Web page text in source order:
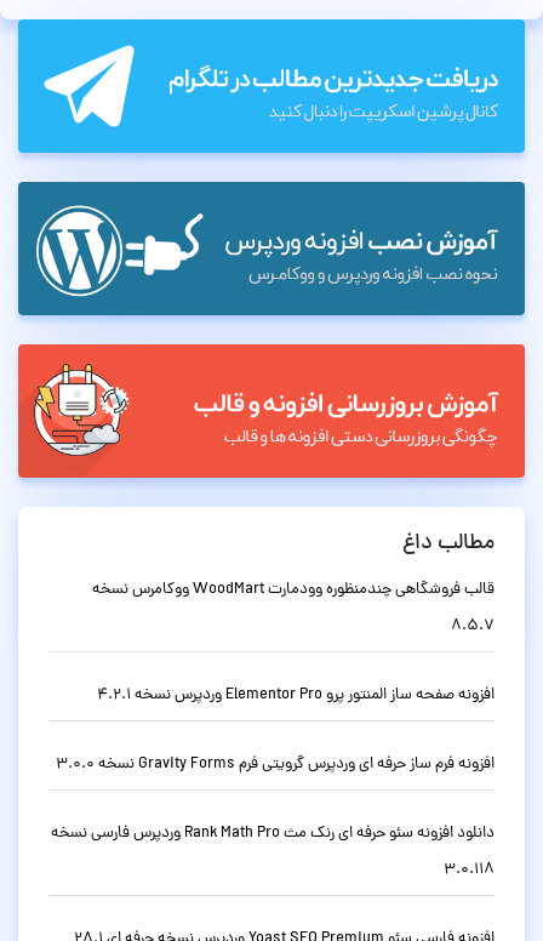
مطالب داغ
قالب فروشگاهی چندمنظوره وودمارت WoodMart ووکامرس نسخه
8.5.7
افزونه صفحه ساز المنتور پرو Elementor Pro وردپرس نسخه 4.2.1
افزونه فرم ساز حرفه ای وردپرس گرویتی فرم Gravity Forms نسخه 3.0.0
دانلود افزونه سئو حرفه ای رنک مث Rank Math Pro وردپرس فارسی نسخه
3.0.118